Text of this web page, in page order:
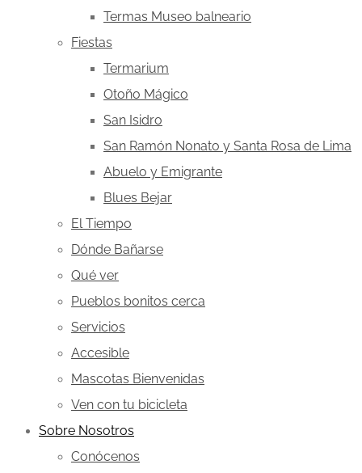
Termas Museo balneario
Fiestas
Termarium
Otoño Mágico
San Isidro
San Ramón Nonato y Santa Rosa de Lima
Abuelo y Emigrante
Blues Bejar
El Tiempo
Dónde Bañarse
Qué ver
Pueblos bonitos cerca
Servicios
Accesible
Mascotas Bienvenidas
Ven con tu bicicleta
Sobre Nosotros
Conócenos